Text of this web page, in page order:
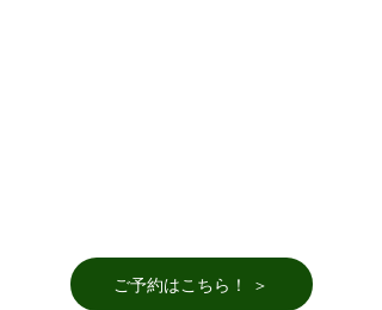
ご予約はこちら！ ＞